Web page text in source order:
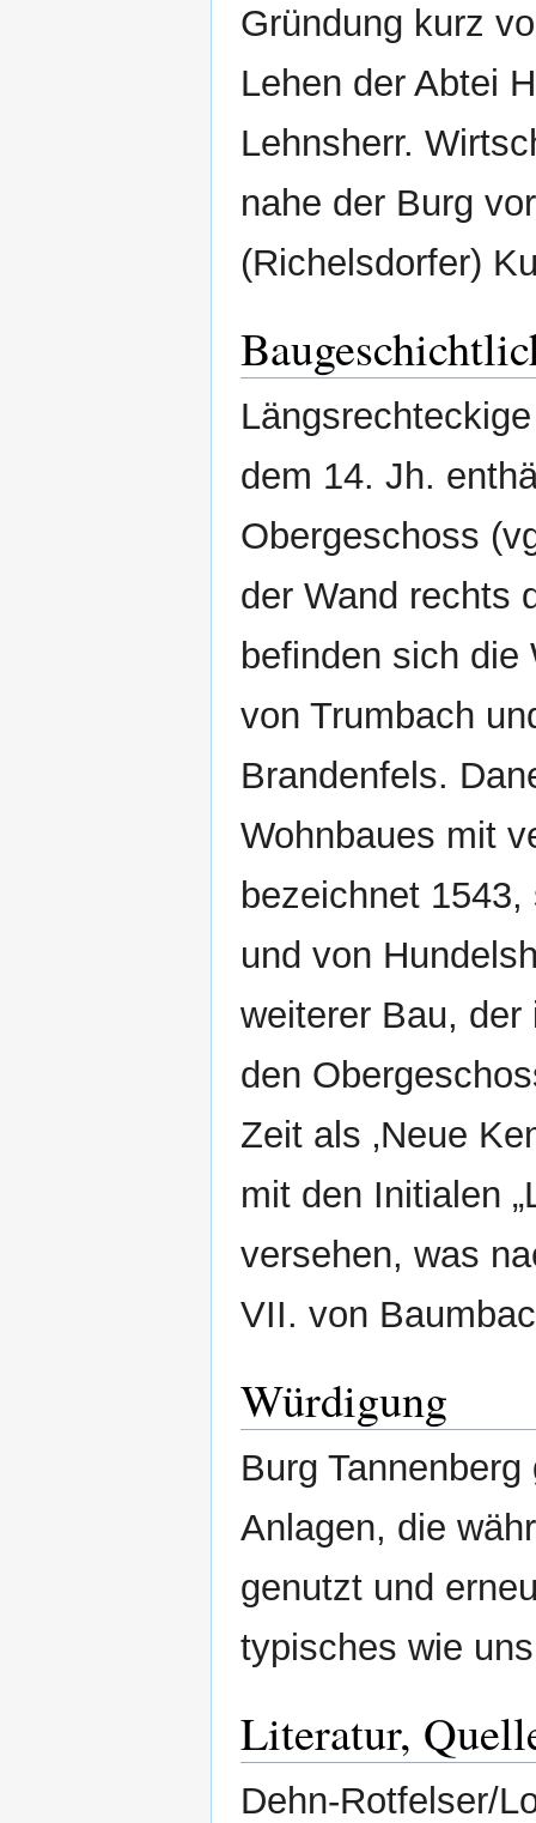
Gründung kurz
Lehen der Abtei
Lehnsherr.
nahe der Burg
(Richelsdorfer)
dem 14. Jh.
Obergeschoss
der Wand rechts
befinden sich die
von Trumbach
Brandenfels.
Wohnbaues mit
bezeichnet
und von
weiterer Bau,
den
Zeit als ‚Neue
mit den Initialen
versehen, was
VII. von
Würdigung
Burg
Anlagen, die
genutzt und
typisches wie
Literatur,
Dehn-Rotfelser/